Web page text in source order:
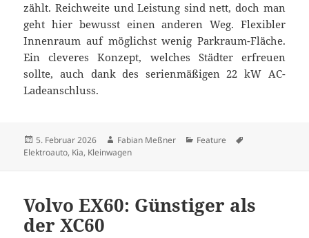
zählt. Reichweite und Leistung sind nett, doch man
geht hier bewusst einen anderen Weg. Flexibler
Innenraum auf möglichst wenig Parkraum-Fläche.
Ein cleveres Konzept, welches Städter erfreuen
sollte, auch dank des serienmäßigen 22 kW AC-
Ladeanschluss.
Veröffentlicht
am
5. Februar 2026 Autor
Fabian Meßner Kategorien
Feature
Elektroauto, Kia, Kleinwagen
Volvo EX60: Günstiger als
der XC60